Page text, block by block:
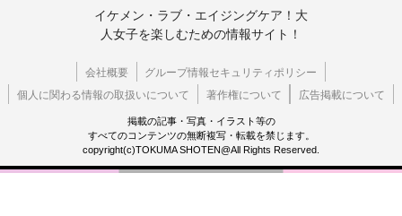
イケメン・ラブ・エイジングケア！大
人女子を楽しむための情報サイト！
会社概要
グループ情報セキュリティポリシー
個人に関わる情報の取扱いについて
著作権について 広告掲載について
掲載の記事・写真・イラスト等の
すべてのコンテンツの無断複写・転載を禁じます。
copyright(c)TOKUMA SHOTEN@All Rights Reserved.